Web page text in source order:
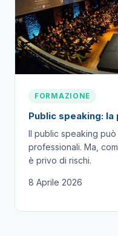
FORMAZIONE
Public speaking:
Il public speaking
professionali. Ma,
è privo di rischi.
8 Aprile 2026